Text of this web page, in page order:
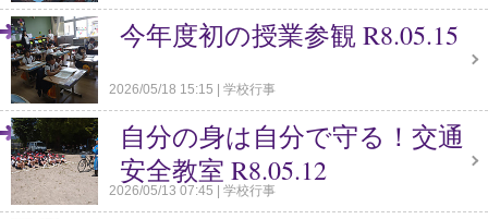
今年度初の授業参観 R8.05.15
2026/05/18 15:15 学校行事
自分の身は自分で守る！交通
安全教室 R8.05.12
2026/05/13 07:45 学校行事